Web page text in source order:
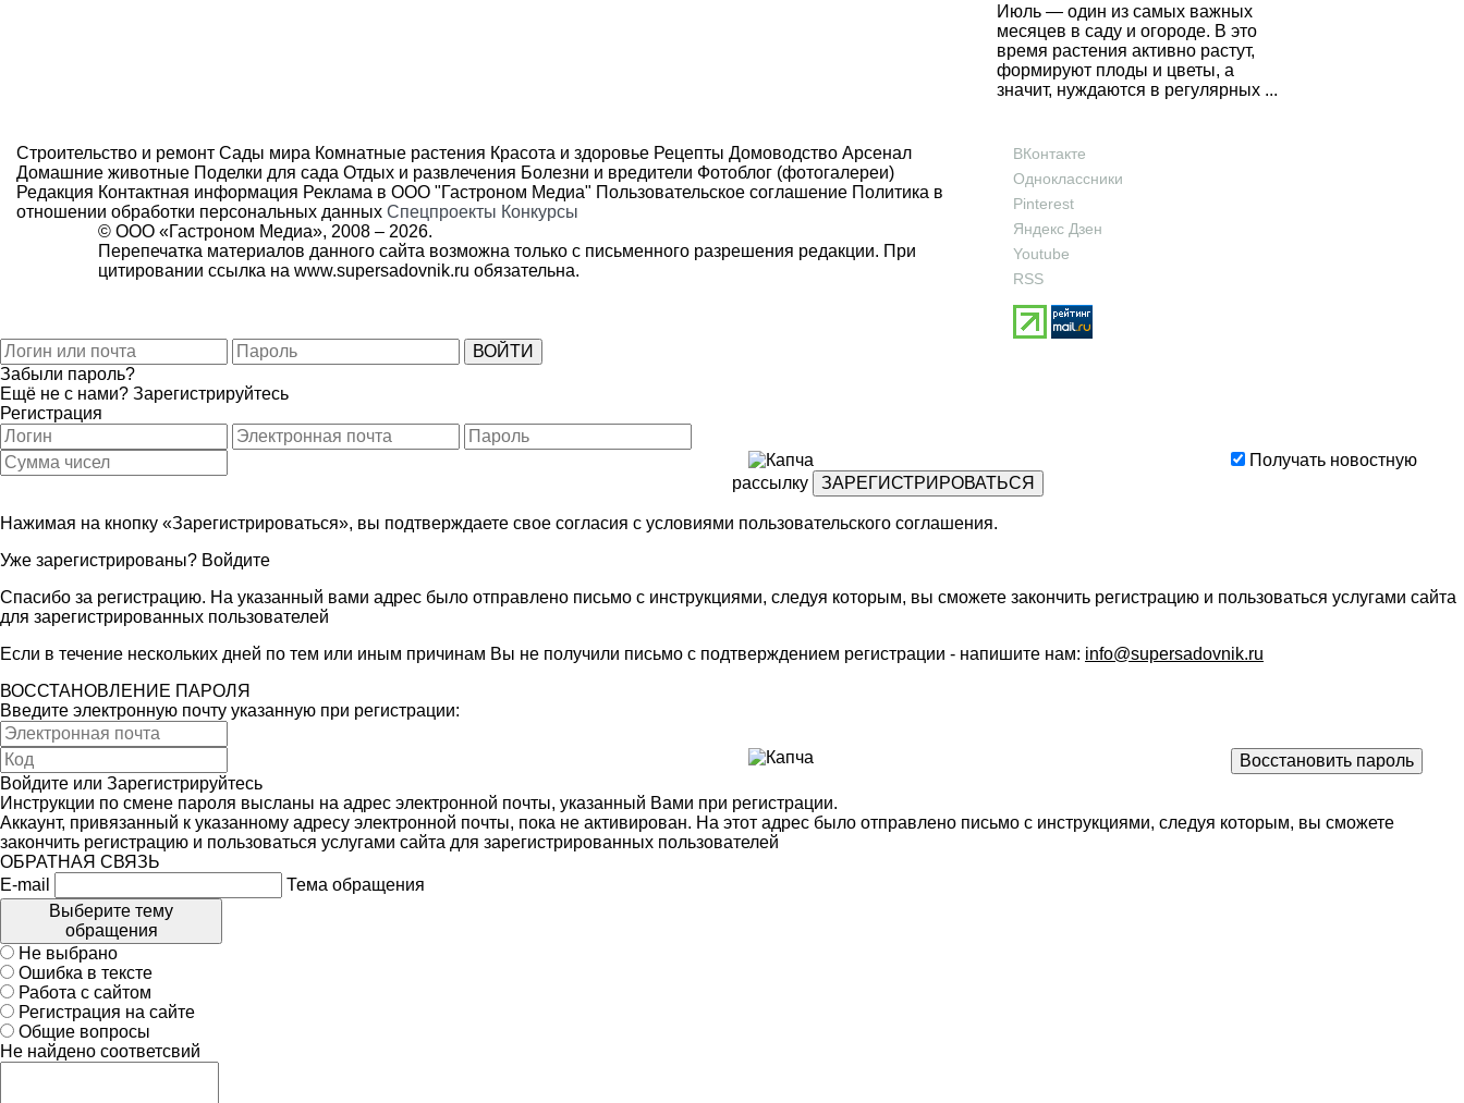
Июль — один из самых важных
месяцев в саду и огороде. В это
время растения активно растут,
формируют плоды и цветы, а
значит, нуждаются в регулярных ...
Строительство и ремонт Сады мира Комнатные растения Красота и здоровье Рецепты Домоводство Арсенал
Домашние животные Поделки для сада Отдых и развлечения Болезни и вредители Фотоблог (фотогалереи)
Редакция Контактная информация Реклама в ООО "Гастроном Медиа" Пользовательское соглашение Политика в
отношении обработки персональных данных Спецпроекты Конкурсы
© ООО «Гастроном Медиа», 2008 – 2026.
Перепечатка материалов данного сайта возможна только с письменного разрешения редакции. При
цитировании ссылка на www.supersadovnik.ru обязательна.
ВКонтакте
Одноклассники
Pinterest
Яндекс Дзен
Youtube
RSS
Забыли пароль?
Ещё не с нами? Зарегистрируйтесь
Регистрация
Получать новостную
рассылку
Нажимая на кнопку «Зарегистрироваться», вы подтверждаете свое согласия с условиями пользовательского соглашения.
Уже зарегистрированы? Войдите
Спасибо за регистрацию. На указанный вами адрес было отправлено письмо с инструкциями, следуя которым, вы сможете закончить регистрацию и пользоваться услугами сайта
для зарегистрированных пользователей
Если в течение нескольких дней по тем или иным причинам Вы не получили письмо с подтверждением регистрации - напишите нам: info@supersadovnik.ru
ВОССТАНОВЛЕНИЕ ПАРОЛЯ
Введите электронную почту указанную при регистрации:
Войдите или Зарегистрируйтесь
Инструкции по смене пароля высланы на адрес электронной почты, указанный Вами при регистрации.
Аккаунт, привязанный к указанному адресу электронной почты, пока не активирован. На этот адрес было отправлено письмо с инструкциями, следуя которым, вы сможете
закончить регистрацию и пользоваться услугами сайта для зарегистрированных пользователей
ОБРАТНАЯ СВЯЗЬ
E-mail
Тема обращения
Выберите тему
обращения
Не выбрано
Ошибка в тексте
Работа с сайтом
Регистрация на сайте
Общие вопросы
Не найдено соответсвий